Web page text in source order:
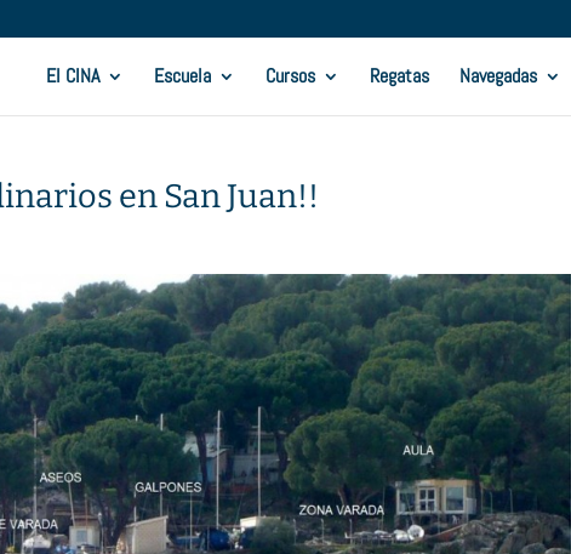
El CINA Escuela Cursos Regatas Navegadas
en San Juan!!